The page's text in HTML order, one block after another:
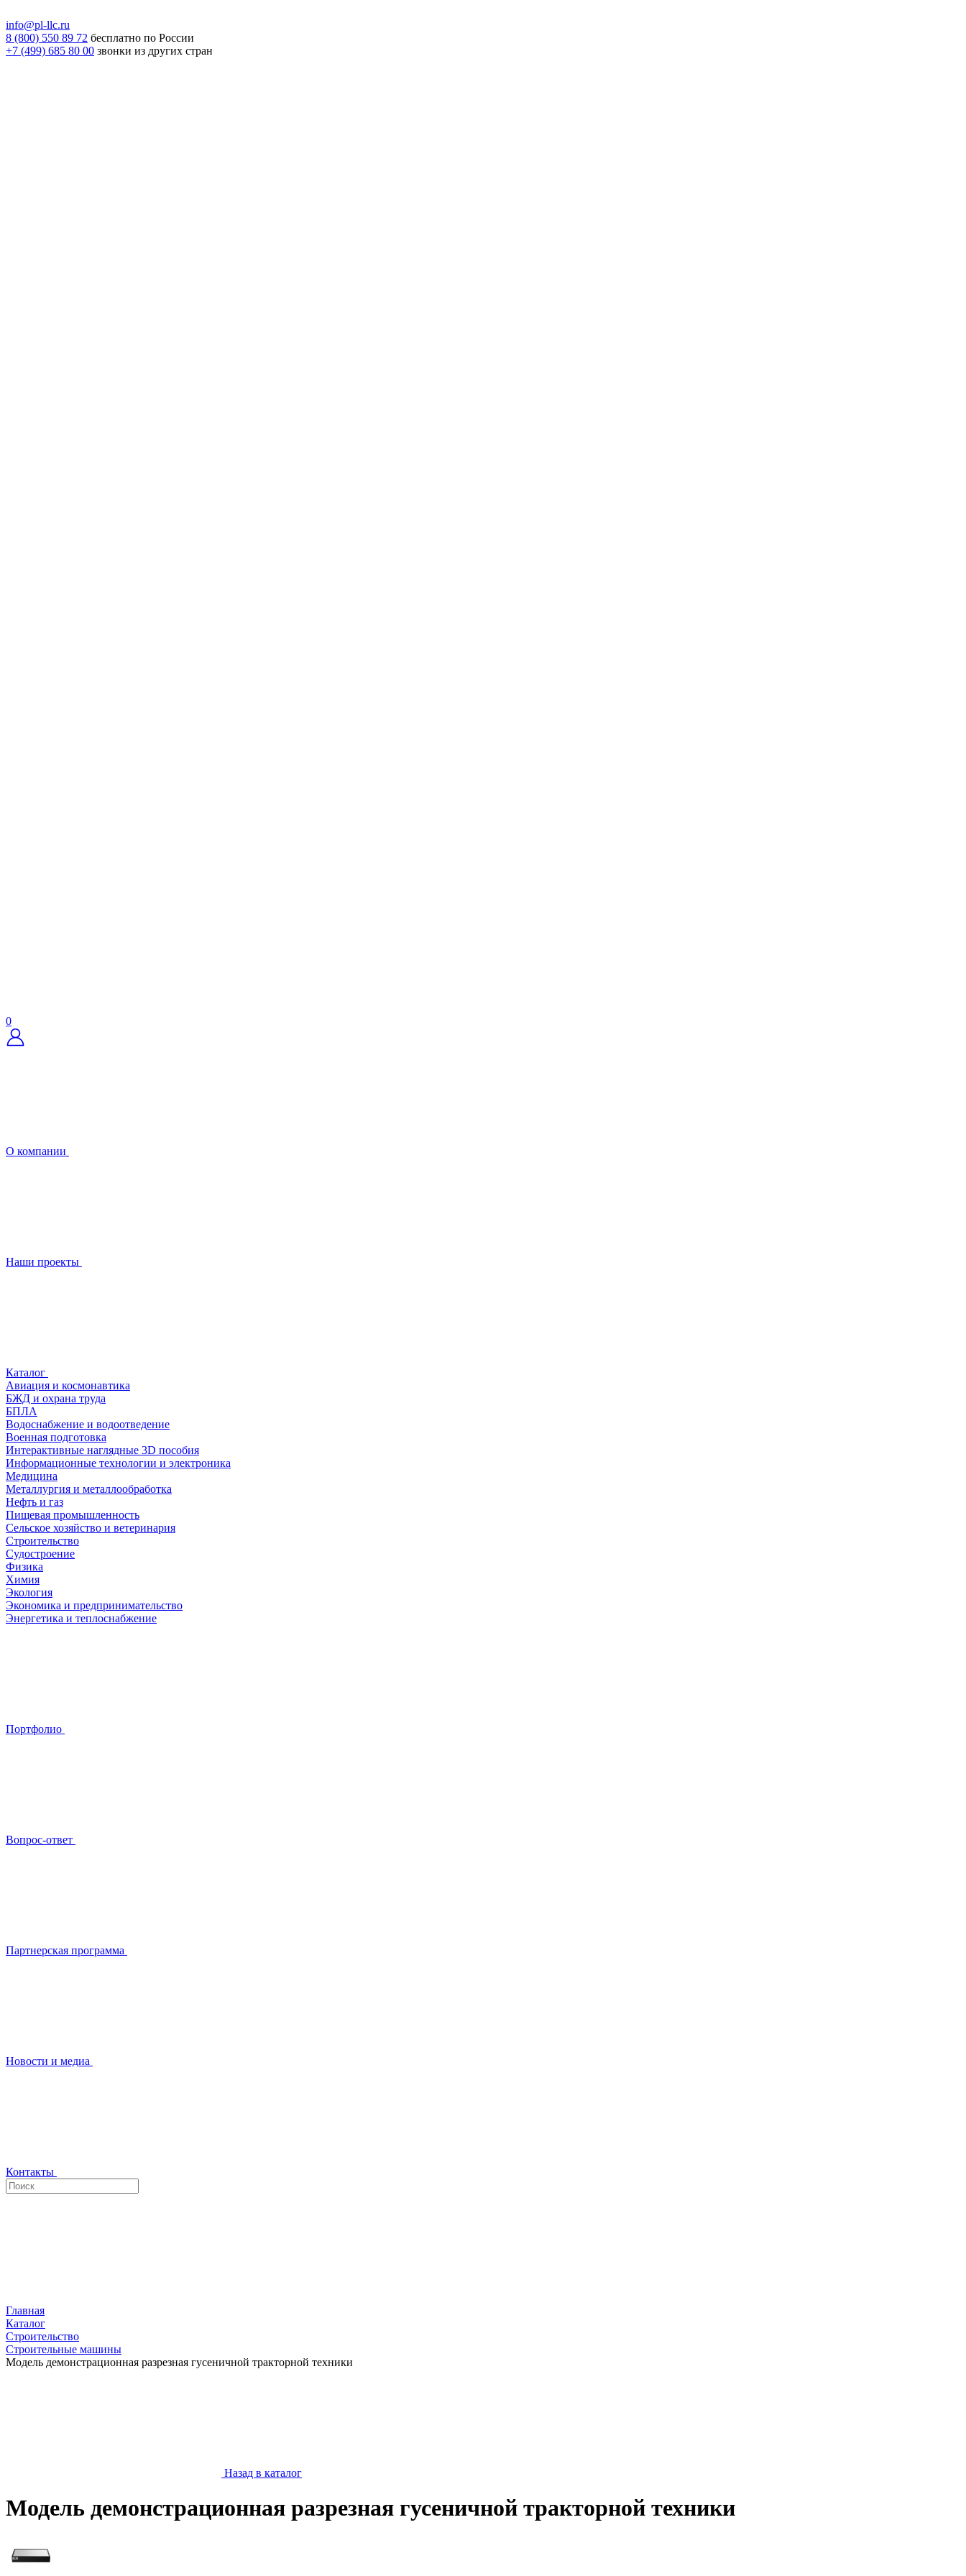
info@pl-llc.ru
8 (800) 550 89 72 бесплатно по России
+7 (499) 685 80 00 звонки из других стран
0
О компании
Наши проекты
Каталог
Авиация и космонавтика
БЖД и охрана труда
БПЛА
Водоснабжение и водоотведение
Военная подготовка
Интерактивные наглядные 3D пособия
Информационные технологии и электроника
Медицина
Металлургия и металлообработка
Нефть и газ
Пищевая промышленность
Сельское хозяйство и ветеринария
Строительство
Судостроение
Физика
Химия
Экология
Экономика и предпринимательство
Энергетика и теплоснабжение
Портфолио
Вопрос-ответ
Партнерская программа
Новости и медиа
Контакты
Главная
Каталог
Строительство
Строительные машины
Модель демонстрационная разрезная гусеничной тракторной техники
Назад в каталог
Модель демонстрационная разрезная гусеничной тракторной техники